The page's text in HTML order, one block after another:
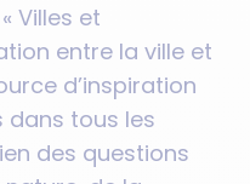
Villes et
entre la ville et
d’inspiration
tous les
des questions